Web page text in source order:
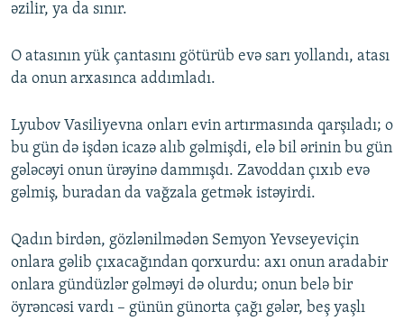
əzilir, ya da sınır.
O atasının yük çantasını götürüb evə sarı yollandı, atası
da onun arxasınca addımladı.
Lyubov Vasiliyevna onları evin artırmasında qarşıladı; o
bu gün də işdən icazə alıb gəlmişdi, elə bil ərinin bu gün
gələcəyi onun ürəyinə dammışdı. Zavoddan çıxıb evə
gəlmiş, buradan da vağzala getmək istəyirdi.
Qadın birdən, gözlənilmədən Semyon Yevseyeviçin
onlara gəlib çıxacağından qorxurdu: axı onun aradabir
onlara gündüzlər gəlməyi də olurdu; onun belə bir
öyrəncəsi vardı – günün günorta çağı gələr, beş yaşlı